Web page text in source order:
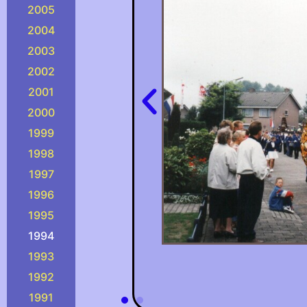
2005
2004
2003
2002
2001
2000
1999
1998
1997
1996
1995
1994
1993
1992
1991